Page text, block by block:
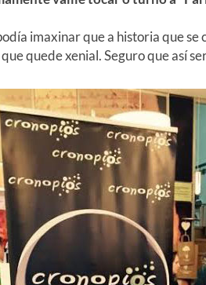
imaxinar que a historia que
quede xenial. Seguro que así